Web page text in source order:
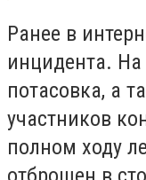
Ранее в
инцидента. На
потасовка, а
участников
полном ходу